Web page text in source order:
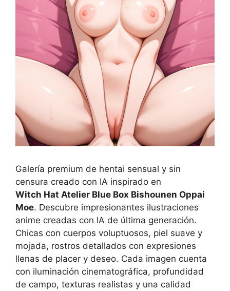
Galería premium de hentai sensual y sin
censura creado con IA inspirado en
Witch Hat Atelier Blue Box Bishounen Oppai
Moe. Descubre impresionantes ilustraciones
anime creadas con IA de última generación.
Chicas con cuerpos voluptuosos, piel suave y
mojada, rostros detallados con expresiones
llenas de placer y deseo. Cada imagen cuenta
con iluminación cinematográfica, profundidad
de campo, texturas realistas y una calidad